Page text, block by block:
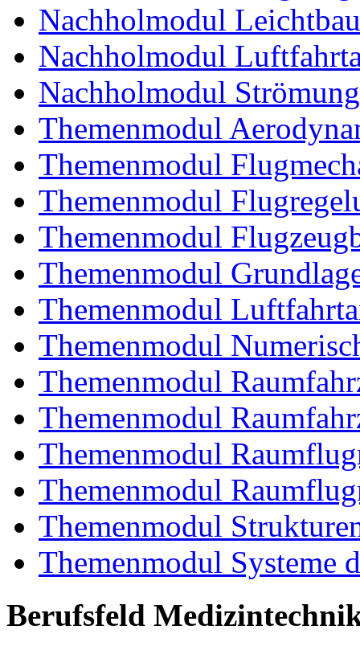
Nachholmodul Leichtbau
Nachholmodul
Nachholmodul
Themenmodul
Themenmodul
Themenmodul
Themenmodul
Themenmodul
Themenmodul
Themenmodul
Themenmodul
Themenmodul
Themenmodul
Themenmodul
Themenmodul
Themenmodul Systeme
Berufsfeld